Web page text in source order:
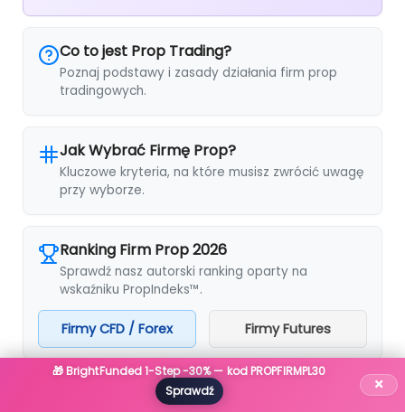
Co to jest Prop Trading?
Poznaj podstawy i zasady działania firm prop
tradingowych.
Jak Wybrać Firmę Prop?
Kluczowe kryteria, na które musisz zwrócić uwagę
przy wyborze.
Ranking Firm Prop 2026
Sprawdź nasz autorski ranking oparty na
wskaźniku PropIndeks™.
Firmy CFD / Forex Firmy Futures
Wyróżniona firma
🎁 BrightFunded 1-Step -30% — kod PROPFIRMPL30
Sprawdź
×